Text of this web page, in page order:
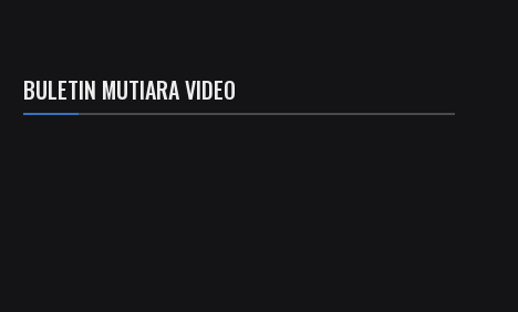
BULETIN MUTIARA VIDEO